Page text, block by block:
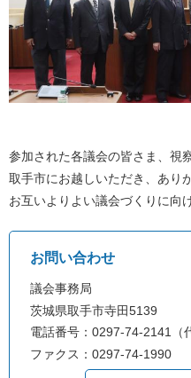
参加された各議会の皆さま、視
取手市にお越しいただき、あり
お互いよりよい議会づくりに向
お問い合わせ
議会事務局
茨城県取手市寺田5139
電話番号：0297-74-2141（
ファクス：0297-74-1990